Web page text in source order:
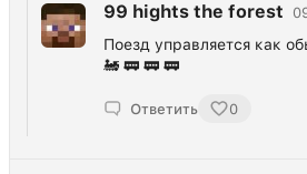
99 hights the forest
Поезд управляется как
🚂 🚃 🚃 🚃
Ответить 0